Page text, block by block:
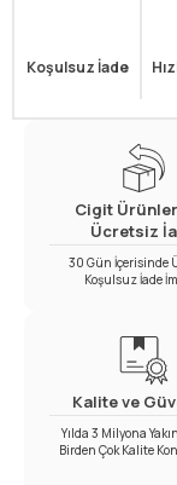
Koşulsuz İade
Cigit
Ücretsiz
30 Gün İçerisinde
Koşulsuz İade
Kalite ve
Yılda 3 Milyona
Birden Çok Kalite